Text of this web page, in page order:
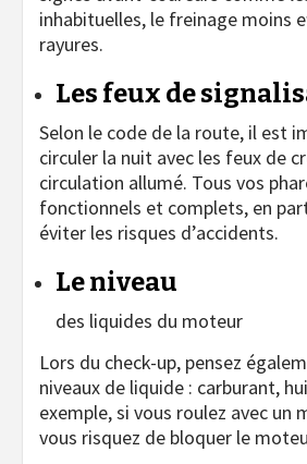
inhabituelles, le freinage moins
rayures.
Les feux de
Selon le code de la route, il est
circuler la nuit avec les feux de
circulation allumé. Tous vos
fonctionnels et complets, en
éviter les risques d’accidents.
Le niveau
des liquides du moteur
Lors du check-up, pensez
niveaux de liquide : carburant,
exemple, si vous roulez avec un
vous risquez de bloquer le